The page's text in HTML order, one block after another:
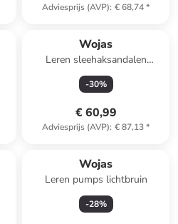
Adviesprijs (AVP): € 68,74*
Wojas
Leren sleehaksandalen
beige/meerkleurig
-30%
€ 60,99
Adviesprijs (AVP): € 87,13*
Wojas
Leren pumps lichtbruin
-28%